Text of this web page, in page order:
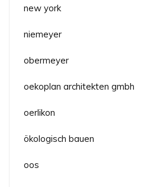
new york
niemeyer
obermeyer
oekoplan architekten gmbh
oerlikon
ökologisch bauen
oos